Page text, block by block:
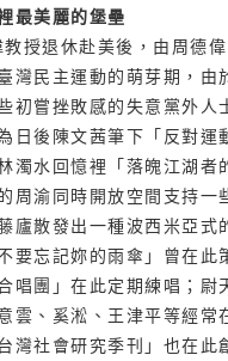
最美麗的堡壘
授退休赴美後，由周德
灣民主運動的萌芽期，由
初嘗挫敗感的失意黨外人
日後陳文茜筆下「反對運
濁水回憶裡「落魄江湖者
周渝同時開放空間支持一
廬散發出一種波西米亞式
要忘記妳的雨傘」曾在此
唱團」在此定期練唱；尉
雲、奚淞、王津平等經常
灣社會研究季刊」也在此